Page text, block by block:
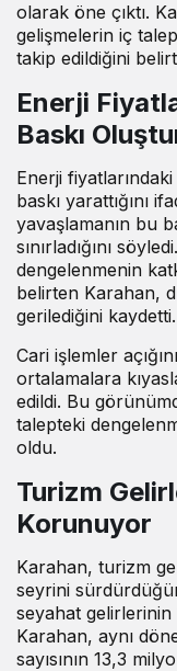
olarak öne çıktı.
gelişmelerin iç
takip edildiğini
Enerji
Baskı
Enerji
baskı yarattığını
yavaşlamanın bu
sınırladığını söyledi
dengelenmenin
belirten Karahan,
gerilediğini kaydetti.
Cari işlemler
ortalamalara
edildi. Bu
talepteki
oldu.
Turizm
Korunuyor
Karahan, turizm
seyrini
seyahat gelirlerinin
Karahan, aynı
sayısının 13,3